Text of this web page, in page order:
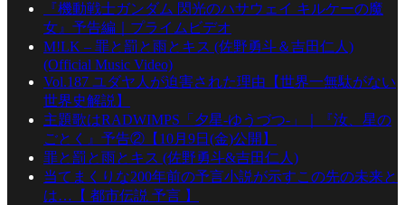
『機動戦士ガンダム 閃光のハサウェイ キルケーの魔
女』予告編｜プライムビデオ
M!LK – 罪と罰と雨とキス (佐野勇斗＆吉田仁人)
(Official Music Video)
Vol.187 ユダヤ人が迫害された理由【世界一無駄がない
世界史解説】
主題歌はRADWIMPS「夕星-ゆうづつ-」｜『汝、星の
ごとく』予告②【10月9日(金)公開】
罪と罰と雨とキス (佐野勇斗&吉田仁人)
当てまくりな200年前の予言小説が示すこの先の未来と
は…【 都市伝説 予言 】